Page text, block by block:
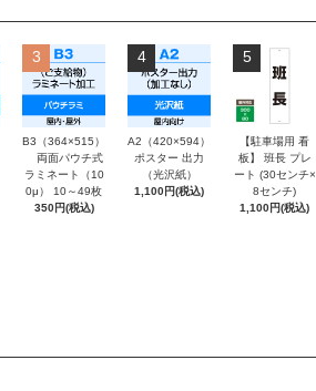
3
B3（364×515）
両面パウチ式
ラミネート（10
0μ） 10～49枚
350円(税込)
4
A2（420×594）
ポスター 出力
（光沢紙）
1,100円(税込)
5
【駐車場用 看
板】 班長 プレ
ート (30センチ×
8センチ)
1,100円(税込)